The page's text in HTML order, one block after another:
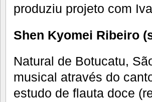
produziu projeto com
Shen Kyomei Ribeiro
Natural de Botucatu,
musical através do
estudo de flauta doce